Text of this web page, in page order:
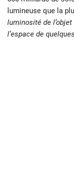
lumineuse que la
luminosité de
l’espace de